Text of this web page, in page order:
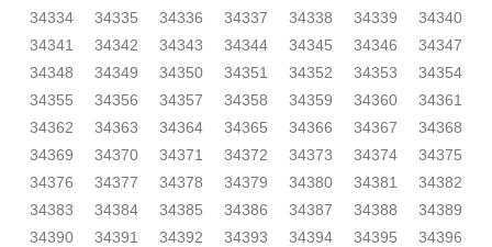
34334
34335 34336 34337 34338 34339
34340
34341
34342 34343 34344 34345 34346
34347
34348
34349 34350 34351 34352 34353
34354
34355
34356 34357 34358 34359 34360
34361
34362
34363 34364 34365 34366 34367
34368
34369
34370 34371 34372 34373 34374
34375
34376
34377 34378 34379 34380 34381
34382
34383
34384 34385 34386 34387 34388
34389
34390
34391 34392 34393 34394 34395
34396